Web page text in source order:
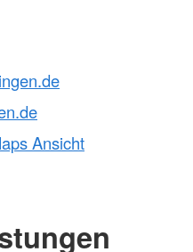
Ansicht